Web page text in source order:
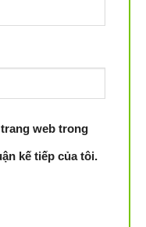
web trong
kế tiếp của tôi.